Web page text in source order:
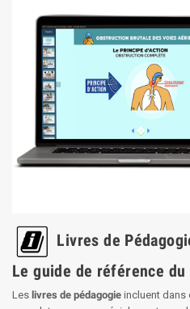
Livres de
Le guide de référence du
Les livres de pédagogie incluent dans